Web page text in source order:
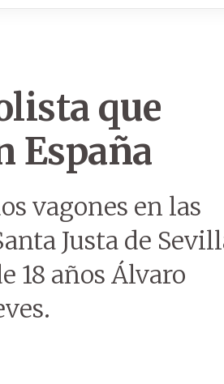
que
España
vagones en las
Justa de
18 años Álvaro